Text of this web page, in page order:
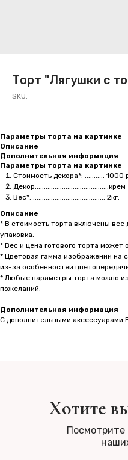
Торт "Лягушки с
SKU:
Параметры торта на картинке
Описание
Дополнительная информация
Параметры торта на картинке
Стоимость декора*: ........... 1000
Декор:........................................крем
Вес*: ........................................ 2кг.
Описание
* В стоимость торта включены все
упаковка.
* Вес и цена готового торта может
* Цветовая гамма изображений на
из-за особенностей
* Любые параметры торта можно
пожеланий.
Дополнительная информация
С дополнительными аксессуарами
Хотите
Посмотрите